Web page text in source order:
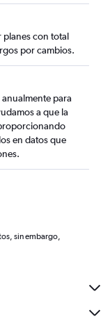
planes con total
por cambios.
para
a que la
en datos que
sin embargo,